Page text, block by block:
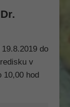
do
v
10,00 hod